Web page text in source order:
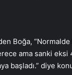
Boğa,
ama sanki
başladı.” diye